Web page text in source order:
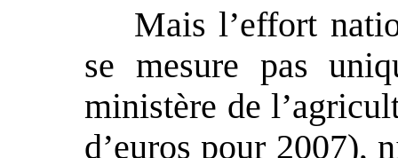
Mais l’effort
se mesure pas
ministère de
d’euros pour 2007),